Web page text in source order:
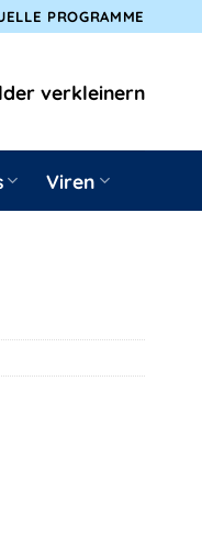
PROGRAMME
verkleinern
Viren